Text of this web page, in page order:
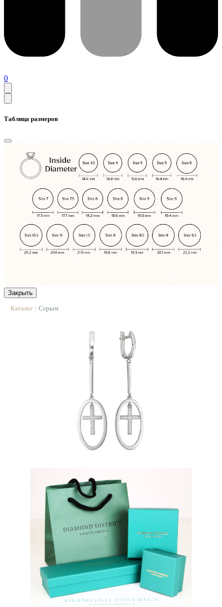
0
Таблица размеров
Закрыть
Каталог | Серьги